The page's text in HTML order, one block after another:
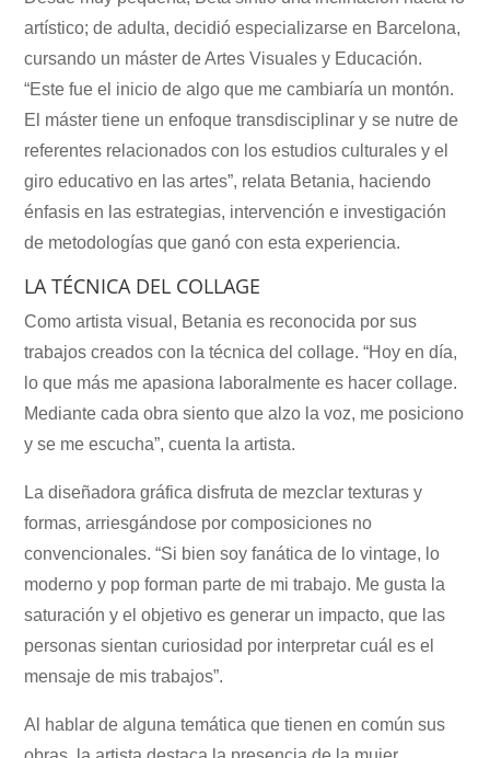
artístico; de adulta, decidió especializarse en Barcelona,
cursando un máster de Artes Visuales y Educación.
“Este fue el inicio de algo que me cambiaría un montón.
El máster tiene un enfoque transdisciplinar y se nutre de
referentes relacionados con los estudios culturales y el
giro educativo en las artes”, relata Betania, haciendo
énfasis en las estrategias, intervención e investigación
de metodologías que ganó con esta experiencia.
LA TÉCNICA DEL COLLAGE
Como artista visual, Betania es reconocida por sus
trabajos creados con la técnica del collage. “Hoy en día,
lo que más me apasiona laboralmente es hacer collage.
Mediante cada obra siento que alzo la voz, me posiciono
y se me escucha”, cuenta la artista.
La diseñadora gráfica disfruta de mezclar texturas y
formas, arriesgándose por composiciones no
convencionales. “Si bien soy fanática de lo vintage, lo
moderno y pop forman parte de mi trabajo. Me gusta la
saturación y el objetivo es generar un impacto, que las
personas sientan curiosidad por interpretar cuál es el
mensaje de mis trabajos”.
Al hablar de alguna temática que tienen en común sus